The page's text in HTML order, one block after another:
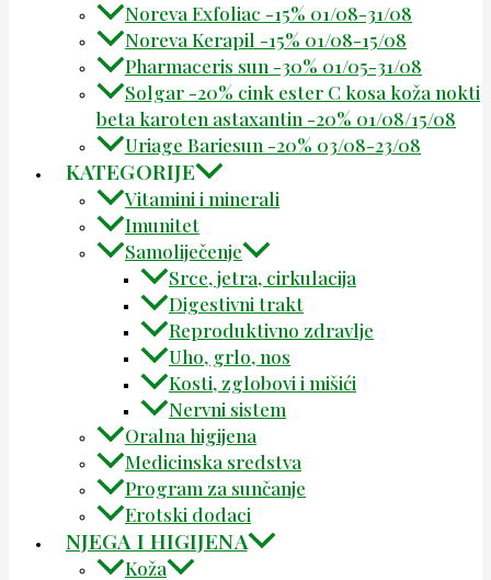
Noreva Exfoliac -15% 01/08-31/08
Noreva Kerapil -15% 01/08-15/08
Pharmaceris sun -30% 01/05-31/08
Solgar -20% cink ester C kosa koža nokti
beta karoten astaxantin -20% 01/08/15/08
Uriage Bariesun -20% 03/08-23/08
KATEGORIJE
Vitamini i minerali
Imunitet
Samoliječenje
Srce, jetra, cirkulacija
Digestivni trakt
Reproduktivno zdravlje
Uho, grlo, nos
Kosti, zglobovi i mišići
Nervni sistem
Oralna higijena
Medicinska sredstva
Program za sunčanje
Erotski dodaci
NJEGA I HIGIJENA
Koža